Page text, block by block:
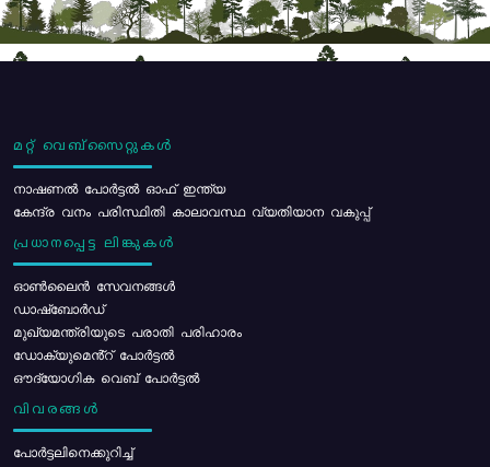
മറ്റ് വെബ്സൈറ്റുകൾ
നാഷണൽ പോർട്ടൽ ഓഫ് ഇന്ത്യ
കേന്ദ്ര വനം പരിസ്ഥിതി കാലാവസ്ഥ വ്യതിയാന വകുപ്പ്
പ്രധാനപ്പെട്ട ലിങ്കുകൾ
ഓൺലൈൻ സേവനങ്ങൾ
ഡാഷ്ബോർഡ്
മുഖ്യമന്ത്രിയുടെ പരാതി പരിഹാരം
ഡോക്യുമെൻ്റ് പോർട്ടൽ
ഔദ്യോഗിക വെബ് പോർട്ടൽ
വിവരങ്ങൾ
പോര്‍ട്ടലിനെക്കുറിച്ച്